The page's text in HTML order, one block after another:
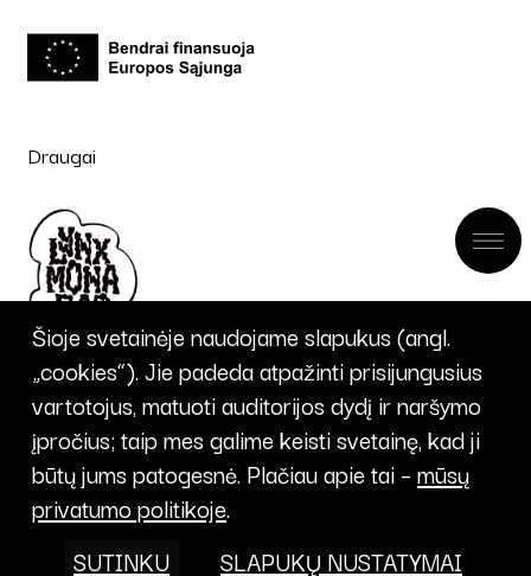
Draugai
UŽSISAKYTI
NAUJIENLAIŠKĮ
Šioje svetainėje naudojame slapukus (angl.
„cookies“). Jie padeda atpažinti prisijungusius
vartotojus, matuoti auditorijos dydį ir naršymo
įpročius; taip mes galime keisti svetainę, kad ji
būtų jums patogesnė. Plačiau apie tai –mūsų
privatumo politikoje.
SUTINKU
SLAPUKŲ NUSTATYMAI